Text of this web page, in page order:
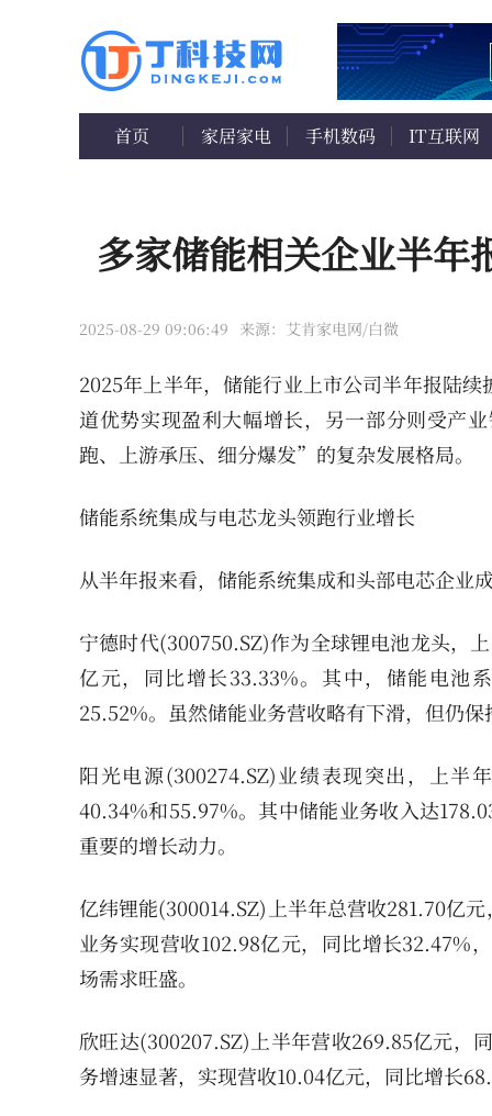
首页 家居家电 手机数码 IT互联网
多家储能相关企业半年
2025-08-29 09:06:49 来源：艾肯家电网/白微
2025年上半年，储能行业上市公司半年报陆
道优势实现盈利大幅增长，另一部分则受产
跑、上游承压、细分爆发”的复杂发展格局。
储能系统集成与电芯龙头领跑行业增长
从半年报来看，储能系统集成和头部电芯企业
宁德时代(300750.SZ)作为全球锂电池龙头，
亿元，同比增长33.33%。其中，储能电池
25.52%。虽然储能业务营收略有下滑，但仍
阳光电源(300274.SZ)业绩表现突出，上半
40.34%和55.97%。其中储能业务收入达
重要的增长动力。
亿纬锂能(300014.SZ)上半年总营收281.70亿
业务实现营收102.98亿元，同比增长32.47%
场需求旺盛。
欣旺达(300207.SZ)上半年营收269.85亿元，
务增速显著，实现营收10.04亿元，同比增长